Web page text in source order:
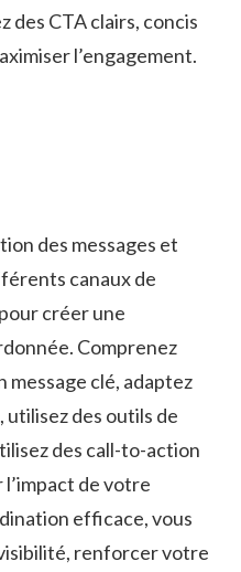
des‍ CTA clairs, ‍concis
l’engagement.
des messages ⁤et‌
canaux‌ de
créer⁣ une
Comprenez⁢
message⁣ clé, adaptez
utilisez des outils de‍
des call-to-action
⁤de ‍votre
​efficace, vous
renforcer votre